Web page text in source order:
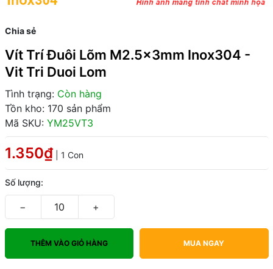
Chia sẻ
Vít Trí Đuôi Lõm M2.5x3mm Inox304 -
Vit Tri Duoi Lom
Tình trạng: Còn hàng
Tồn kho: 170 sản phẩm
Mã SKU: YM25VT3
1.350₫ | 1 Con
Số lượng:
− +
THÊM VÀO GIỎ HÀNG MUA NGAY